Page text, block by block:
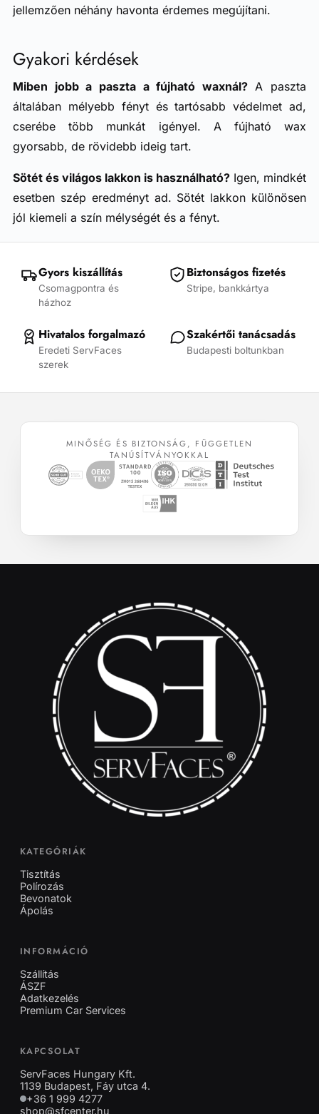
jellemzően néhány havonta érdemes megújítani.
Gyakori kérdések
Miben jobb a paszta a fújható waxnál?A paszta
általában mélyebb fényt és tartósabb védelmet ad,
cserébe több munkát igényel. A fújható wax
gyorsabb, de rövidebb ideig tart.
Sötét és világos lakkon is használható? Igen, mindkét
esetben szép eredményt ad. Sötét lakkon különösen
jól kiemeli a szín mélységét és a fényt.
Gyors kiszállítás
Csomagpontra és
házhoz
Biztonságos fizetés
Stripe, bankkártya
Hivatalos forgalmazó
Eredeti ServFaces
szerek
Szakértői tanácsadás
Budapesti boltunkban
MINŐSÉG ÉS BIZTONSÁG, FÜGGETLEN
TANÚSÍTVÁNYOKKAL
KATEGÓRIÁK
Tisztítás
Polírozás
Bevonatok
Ápolás
INFORMÁCIÓ
Szállítás
ÁSZF
Adatkezelés
Premium Car Services
KAPCSOLAT
ServFaces Hungary Kft.
1139 Budapest, Fáy utca 4.
+36 1 999 4277
shop@sfcenter.hu